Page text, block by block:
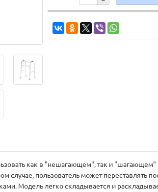
как в "нешагающем", так и
случае, пользователь может
Модель легко складывается и